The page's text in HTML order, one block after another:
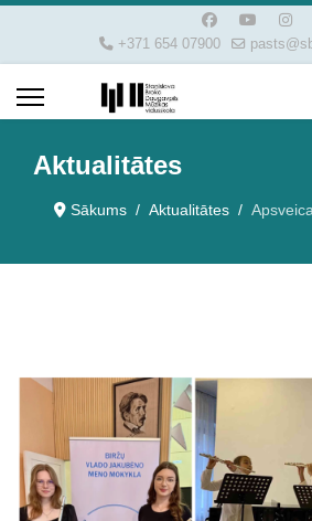
+371 654 07900
Aktualitātes
Sākums Aktualitātes